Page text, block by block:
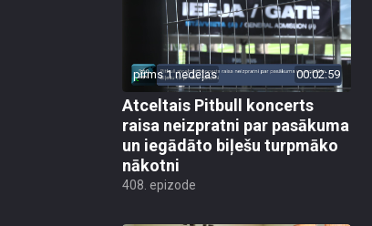
pirms 1 nedēļas 00:02:59
Atceltais Pitbull koncerts
raisa neizpratni par pasākuma
un iegādāto biļešu turpmāko
nākotni
408. epizode